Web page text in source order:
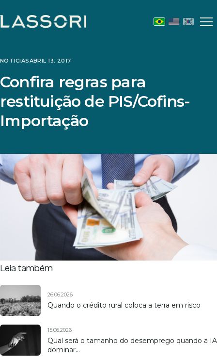
NOTICIASABRIL 13, 2017
Confira regras para
restituição de PIS/Cofins-
Importação
Leia também
26.06.2026
Quando o crédito rural coloca a terra em risco
15.06.2026
Qual será o tamanho do desemprego quando a IA
dominar…